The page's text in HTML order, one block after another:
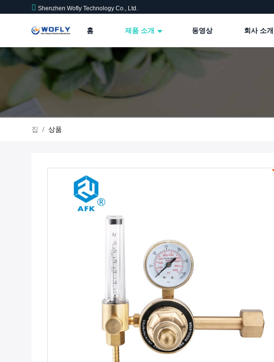
Shenzhen Wofly Technology Co., Ltd.
홈 제품 소개 동영상 회사 소개
집 / 상품